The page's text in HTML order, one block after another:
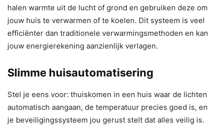
halen warmte uit de lucht of grond en gebruiken deze om
jouw huis te verwarmen of te koelen. Dit systeem is veel
efficiënter dan traditionele verwarmingsmethoden en kan
jouw energierekening aanzienlijk verlagen.
Slimme huisautomatisering
Stel je eens voor: thuiskomen in een huis waar de lichten
automatisch aangaan, de temperatuur precies goed is, en
je beveiligingssysteem jou gerust stelt dat alles veilig is.